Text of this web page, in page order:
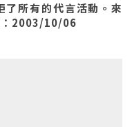
了所有的代言活動。來
：2003/10/06